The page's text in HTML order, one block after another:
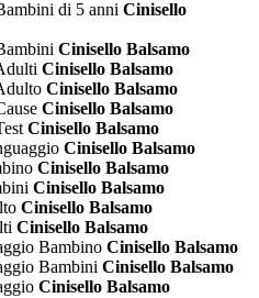
di 5 anni Cinisello
Cinisello Balsamo
Cinisello Balsamo
Cinisello Balsamo
Cinisello Balsamo
Cinisello Balsamo
Cinisello Balsamo
Cinisello Balsamo
Cinisello Balsamo
Cinisello Balsamo
Cinisello Balsamo
Bambino Cinisello Balsamo
Bambini Cinisello Balsamo
Cinisello Balsamo